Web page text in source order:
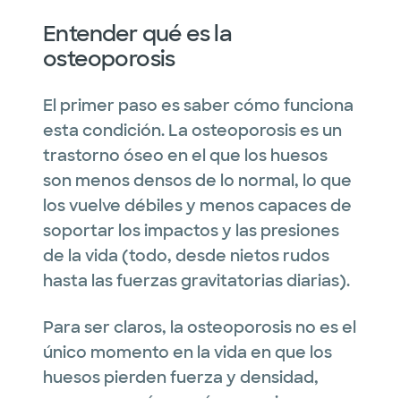
Entender qué es la
osteoporosis
El primer paso es saber cómo funciona
esta condición. La osteoporosis es un
trastorno óseo en el que los huesos
son menos densos de lo normal, lo que
los vuelve débiles y menos capaces de
soportar los impactos y las presiones
de la vida (todo, desde nietos rudos
hasta las fuerzas gravitatorias diarias).
Para ser claros, la osteoporosis no es el
único momento en la vida en que los
huesos pierden fuerza y densidad,